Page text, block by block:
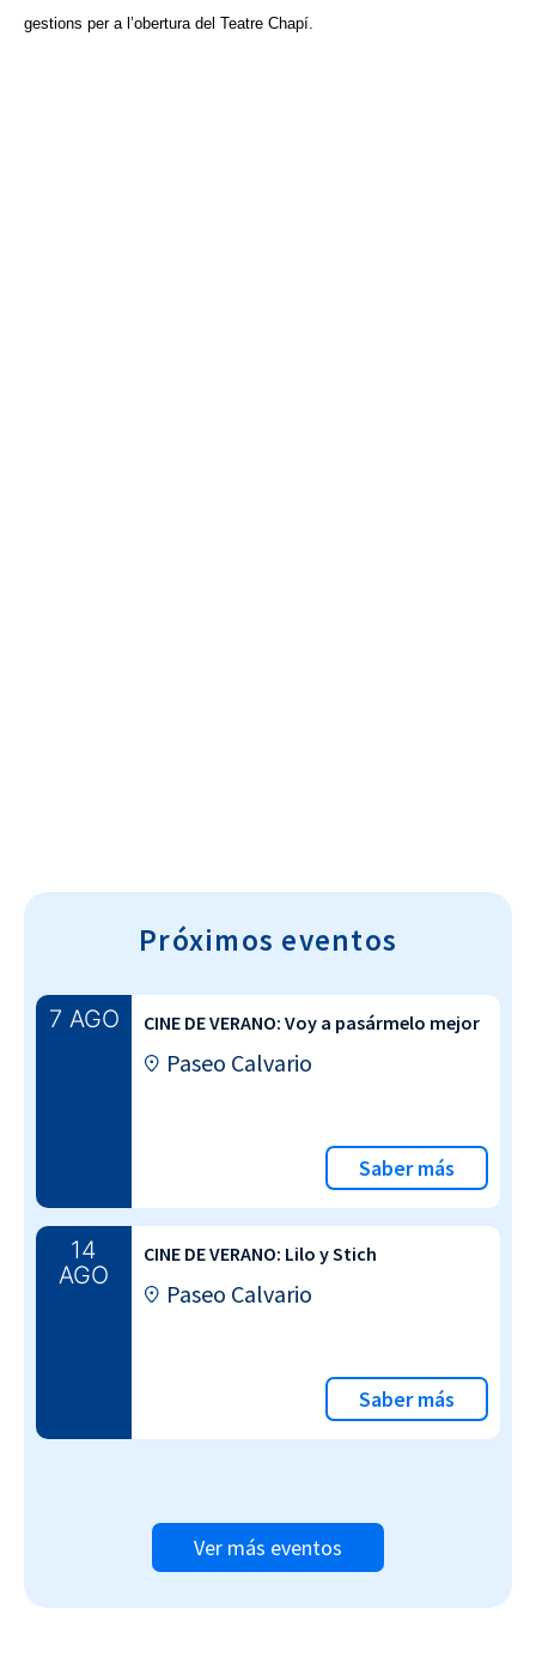
gestions per a l’obertura del Teatre Chapí.
Próximos eventos
7 AGO CINE DE VERANO: Voy a pasármelo mejor
Paseo Calvario
Saber más
14
AGO
CINE DE VERANO: Lilo y Stich
Paseo Calvario
Saber más
Ver más eventos